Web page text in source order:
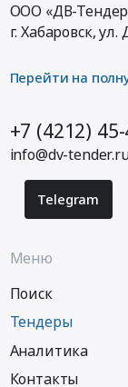
ООО «ДВ-
г. Хабаровск,ул.
Перейти на
+7 (4212)
info@dv-
Telegram
Меню
Поиск
Тендеры
Аналитика
Контакты